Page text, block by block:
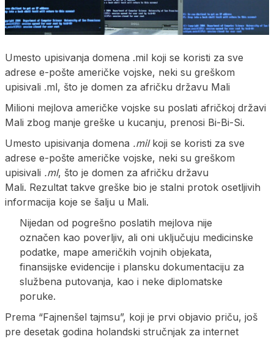
Umesto upisivanja domena .mil koji se koristi za sve
adrese e-pošte američke vojske, neki su greškom
upisivali .ml, što je domen za afričku državu Mali
Milioni mejlova američke vojske su poslati afričkoj državi
Mali zbog manje greške u kucanju, prenosi Bi-Bi-Si.
Umesto upisivanja domena .milkoji se koristi za sve
adrese e-pošte američke vojske, neki su greškom
upisivali .ml, što je domen za afričku državu
Mali. Rezultat takve greške bio je stalni protok osetljivih
informacija koje se šalju u Mali.
Nijedan od pogrešno poslatih mejlova nije
označen kao poverljiv, ali oni uključuju medicinske
podatke, mape američkih vojnih objekata,
finansijske evidencije i plansku dokumentaciju za
službena putovanja, kao i neke diplomatske
poruke.
Prema “Fajnenšel tajmsu”, koji je prvi objavio priču, još
pre desetak godina holandski stručnjak za internet